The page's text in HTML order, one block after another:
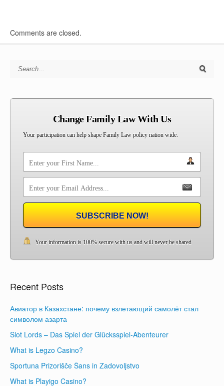
Comments are closed.
Search for:
Change Family Law With Us
Your participation can help shape Family Law policy nation wide.
SUBSCRIBE NOW!
Your information is 100% secure with us and will never be shared
Recent Posts
Авиатор в Казахстане: почему взлетающий самолёт стал
символом азарта
Slot Lords – Das Spiel der Glücksspiel-Abenteurer
What is Legzo Casino?
Sportuna Prizorišče Šans in Zadovoljstvo
What is Playigo Casino?